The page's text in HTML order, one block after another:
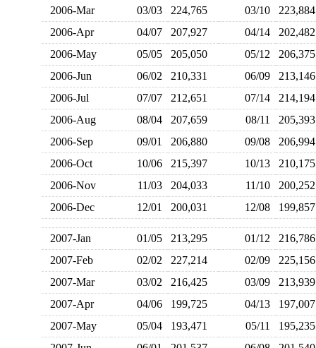
2006-Mar
03/03 224,765 03/10
2006-Apr
04/07 207,927 04/14
2006-May
05/05 205,050 05/12
2006-Jun
06/02 210,331 06/09
2006-Jul
07/07 212,651 07/14
2006-Aug
08/04 207,659 08/11
2006-Sep
09/01 206,880 09/08
2006-Oct
10/06 215,397 10/13
2006-Nov
11/03 204,033 11/10
2006-Dec
12/01 200,031 12/08
2007-Jan 01/05 213,295 01/12
2007-Feb
02/02 227,214 02/09
2007-Mar
03/02 216,425 03/09
2007-Apr
04/06 199,725 04/13
2007-May
05/04 193,471 05/11